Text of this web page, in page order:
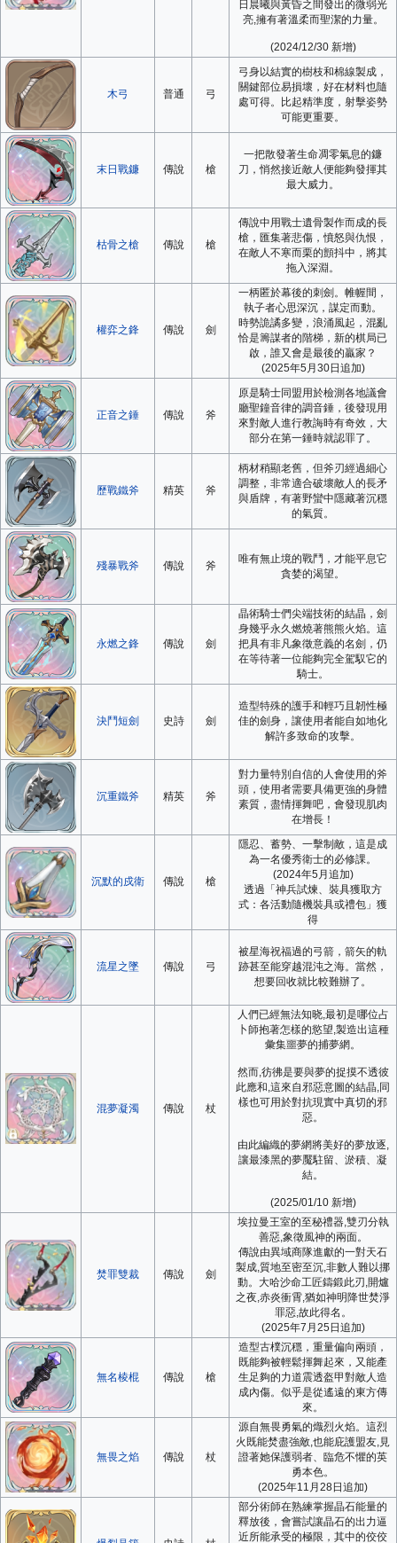
日晨曦與黃昏之間發出的微弱光
亮,擁有著溫柔而聖潔的力量。
(2024/12/30 新增)
木弓 普通 弓
弓身以結實的樹枝和棉線製成，
關鍵部位易損壞，好在材料也隨
處可得。比起精準度，射擊姿勢
可能更重要。
末日戰鐮 傳說 槍
一把散發著生命凋零氣息的鐮
刀，悄然接近敵人便能夠發揮其
最大威力。
枯骨之槍 傳說 槍
傳說中用戰士遺骨製作而成的長
槍，匯集著悲傷，憤怒與仇恨，
在敵人不寒而栗的顫抖中，將其
拖入深淵。
權弈之鋒 傳說 劍
一柄匿於幕後的刺劍。帷幄間，
執子者心思深沉，謀定而動。
時勢詭譎多變，浪涌風起，混亂
恰是籌謀者的階梯，新的棋局已
啟，誰又會是最後的贏家？
(2025年5月30日追加)
正音之錘 傳說 斧
原是騎士同盟用於檢測各地議會
廳聖鐘音律的調音錘，後發現用
來對敵人進行教誨時有奇效，大
部分在第一錘時就認罪了。
歷戰鐵斧 精英 斧
柄材稍顯老舊，但斧刃經過細心
調整，非常適合破壞敵人的長矛
與盾牌，有著野蠻中隱藏著沉穩
的氣質。
殘暴戰斧 傳說 斧
唯有無止境的戰鬥，才能平息它
貪婪的渴望。
永燃之鋒 傳說 劍
晶術騎士們尖端技術的結晶，劍
身幾乎永久燃燒著熊熊火焰。這
把具有非凡象徵意義的名劍，仍
在等待著一位能夠完全駕馭它的
騎士。
決鬥短劍 史詩 劍
造型特殊的護手和輕巧且韌性極
佳的劍身，讓使用者能自如地化
解許多致命的攻擊。
沉重鐵斧 精英 斧
對力量特別自信的人會使用的斧
頭，使用者需要具備更強的身體
素質，盡情揮舞吧，會發現肌肉
在增長！
沉默的戍衛 傳說 槍
隱忍、蓄勢、一擊制敵，這是成
為一名優秀衛士的必修課。
(2024年5月追加)
透過「神兵試煉、裝具獲取方
式：各活動隨機裝具或禮包」獲
得
流星之墜 傳說 弓
被星海祝福過的弓箭，箭矢的軌
跡甚至能穿越混沌之海。當然，
想要回收就比較難辦了。
混夢凝濁 傳說 杖
人們已經無法知晓,最初是哪位占
卜師抱著怎樣的慾望,製造出這種
彙集噩夢的捕夢網。
然而,彷彿是要與夢的捉摸不透彼
此應和,這來自邪惡意圖的結晶,同
樣也可用於對抗現實中真切的邪
惡。
由此編織的夢網將美好的夢放逐,
讓最漆黑的夢魘駐留、淤積、凝
結。
(2025/01/10 新增)
焚罪雙裁 傳說 劍
埃拉曼王室的至秘禮器,雙刃分執
善惡,象徵風神的兩面。
傳說由異域商隊進獻的一對天石
製成,質地至密至沉,非數人難以挪
動。大哈沙命工匠鑄鍛此刃,開爐
之夜,赤炎衝霄,猶如神明降世焚淨
罪惡,故此得名。
(2025年7月25日追加)
無名棱棍 傳說 槍
造型古樸沉穩，重量偏向兩頭，
既能夠被輕鬆揮舞起來，又能產
生足夠的力道震透盔甲對敵人造
成內傷。似乎是從遙遠的東方傳
來。
無畏之焰 傳說 杖
源自無畏勇氣的熾烈火焰。這烈
火既能焚盡強敵,也能庇護盟友,見
證著她保護弱者、臨危不懼的英
勇本色。
(2025年11月28日追加)
部分術師在熟練掌握晶石能量的
釋放後，會嘗試讓晶石的出力逼
近所能承受的極限，其中的佼佼